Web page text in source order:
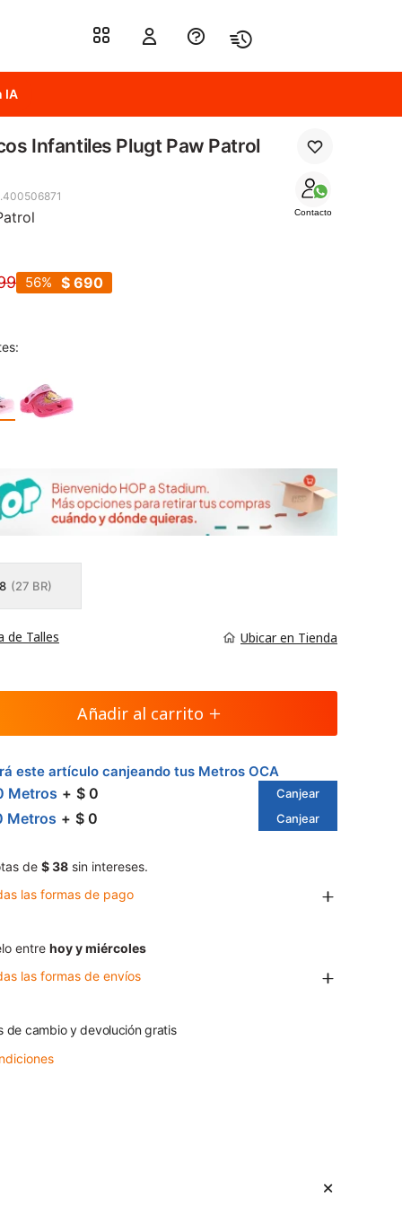
IA
Infantiles Plugt Paw Patrol
Contacto
$ 690
56
(27 BR)
de Talles Ubicar en Tienda
Añadir al carrito
este artículo canjeando tus Metros OCA
Metros $ 0 Canjear
Metros $ 0 Canjear
de $ 38 sin intereses.
las formas de pago
entre hoy y miércoles
las formas de envíos
de cambio y devolución gratis